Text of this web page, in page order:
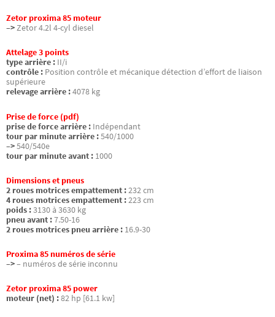
Zetor proxima 85 moteur
–>Zetor 4.2l 4-cyl diesel
Attelage 3 points
type arrière : II/i
contrôle : Position contrôle et mécanique détection d’effort de liaison
supérieure
relevage arrière :4078 kg
Prise de force (pdf)
prise de force arrière : Indépendant
tour par minute arrière :540/1000
–>540/540e
tour par minute avant : 1000
Dimensions et pneus
2 roues motrices empattement :232 cm
4 roues motrices empattement :223 cm
poids :3130 à 3630 kg
pneu avant :7.50-16
2 roues motrices pneu arrière : 16.9-30
Proxima 85 numéros de série
–>– numéros de série inconnu
Zetor proxima 85 power
moteur (net) :82 hp [61.1 kw]